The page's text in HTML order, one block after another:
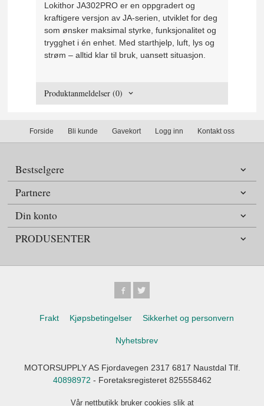
Lokithor JA302PRO er en oppgradert og
kraftigere versjon av JA-serien, utviklet for deg
som ønsker maksimal styrke, funksjonalitet og
trygghet i én enhet. Med starthjelp, luft, lys og
strøm – alltid klar til bruk, uansett situasjon.
Produktanmeldelser (0)
Forside Bli kunde Gavekort Logg inn Kontakt oss
Bestselgere
Partnere
Din konto
PRODUSENTER
Frakt Kjøpsbetingelser Sikkerhet og personvern
Nyhetsbrev
MOTORSUPPLY AS Fjordavegen 2317 6817 Naustdal Tlf.
40898972 - Foretaksregisteret 825558462
Vår nettbutikk bruker cookies slik at